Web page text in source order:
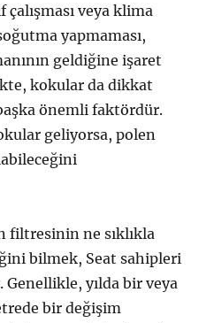
çalışması veya klima
yapmaması,
geldiğine işaret
kokular da dikkat
önemli faktördür.
geliyorsa, polen
filtresinin ne sıklıkla
bilmek, Seat sahipleri
yılda bir veya
bir değişim